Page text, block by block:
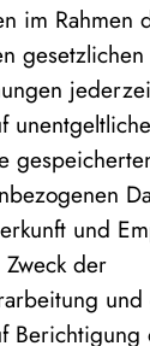
im Rahmen
gesetzlichen
und
der
Berichtigung